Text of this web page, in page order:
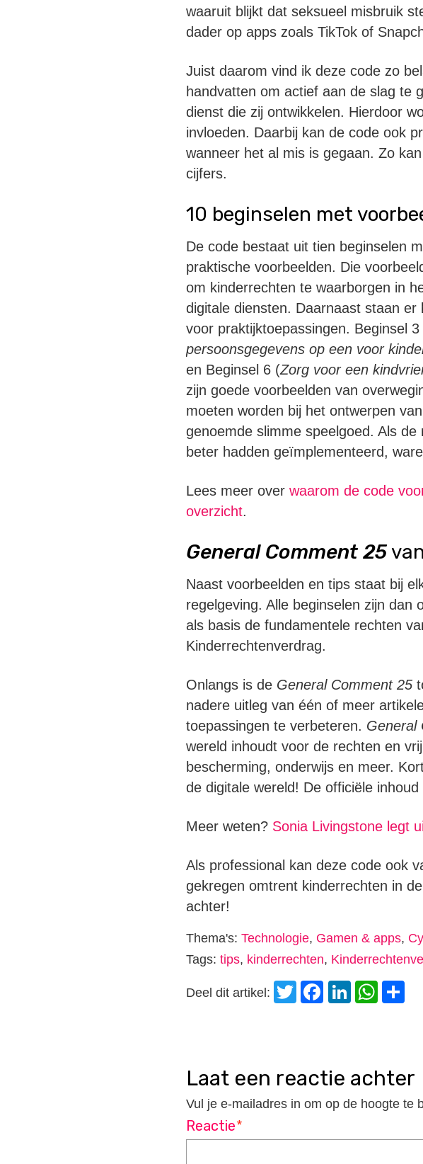
waaruit blijkt dat seksueel misbruik
dader op apps zoals TikTok of
Juist daarom vind ik deze code zo
handvatten om actief aan de slag te
dienst die zij ontwikkelen. Hierdoor
invloeden. Daarbij kan de code ook
wanneer het al mis is gegaan. Zo
cijfers.
10 beginselen met
De code bestaat uit tien beginselen
praktische voorbeelden. Die
om kinderrechten te waarborgen in
digitale diensten. Daarnaast staan er
voor praktijktoepassingen. Beginsel 3
persoonsgegevens op een voor
en Beginsel 6 (Zorg voor een
zijn goede voorbeelden van
moeten worden bij het ontwerpen
genoemde slimme speelgoed. Als de
beter hadden geïmplementeerd,
Lees meer over waarom de code
overzicht.
General Comment 25
Naast voorbeelden en tips staat bij
regelgeving. Alle beginselen zijn
als basis de fundamentele rechten
Kinderrechtenverdrag.
Onlangs is de General Comment 25
nadere uitleg van één of meer
toepassingen te verbeteren. General
wereld inhoudt voor de rechten en
bescherming, onderwijs en meer.
de digitale wereld! De officiële
Meer weten? Sonia Livingstone legt
Als professional kan deze code ook
gekregen omtrent kinderrechten in
achter!
Thema's: Technologie, Gamen & apps,
Tags: tips, kinderrechten,
Deel dit artikel: Twitter
Facebook
laat een reactie achter
Vul je e-mailadres in om op de hoogte te
Reactie*